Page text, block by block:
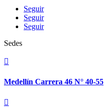
Seguir
Seguir
Seguir
Sedes

Medellín Carrera 46 N° 40-55
